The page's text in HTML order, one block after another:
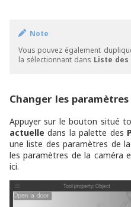
Note
Vous pouvez également
la sélectionnant dans Liste
Changer les
Appuyer sur le bouton situé
actuelle dans la palette des
une liste des paramètres de
les paramètres de la caméra
ici.